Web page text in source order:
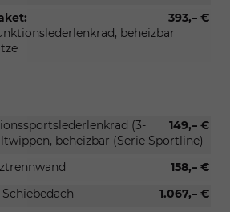
393,– €
beheizbar
149,– €
(3-
beheizbar (Serie Sportline)
158,– €
1.067,– €